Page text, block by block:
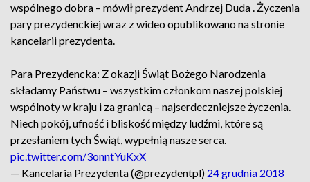
wspólnego dobra – mówił prezydent Andrzej Duda . Życzenia
pary prezydenckiej wraz z wideo opublikowano na stronie
kancelarii prezydenta.
Para Prezydencka: Z okazji Świąt Bożego Narodzenia
składamy Państwu – wszystkim członkom naszej polskiej
wspólnoty w kraju i za granicą – najserdeczniejsze życzenia.
Niech pokój, ufność i bliskość między ludźmi, które są
przesłaniem tych Świąt, wypełnią nasze serca.
pic.twitter.com/3onntYuKxX
— Kancelaria Prezydenta (@prezydentpl) 24 grudnia 2018